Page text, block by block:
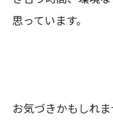
思っています。
お気づきかもしれ